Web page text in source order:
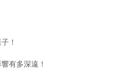
！
有多深遠！